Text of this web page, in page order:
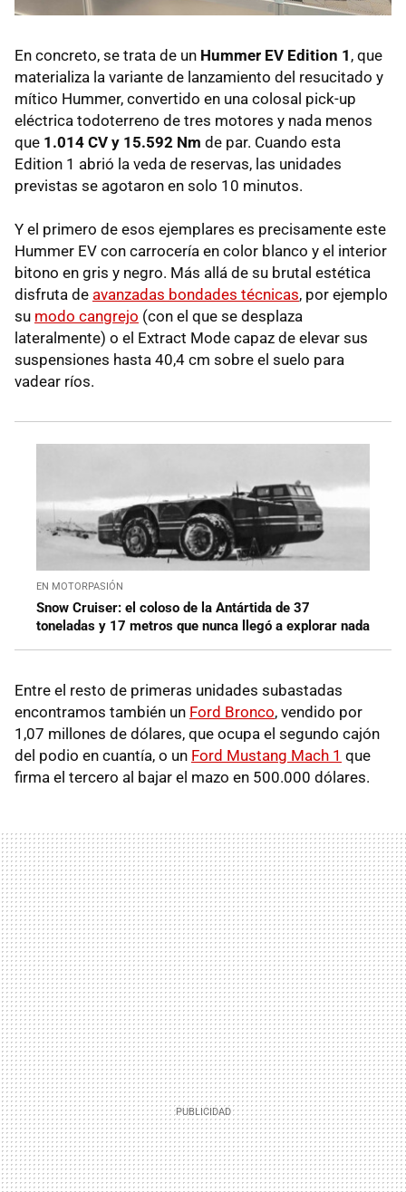
En concreto, se trata de un Hummer EV Edition 1 , que
materializa la variante de lanzamiento del resucitado y
mítico Hummer, convertido en una colosal pick-up
eléctrica todoterreno de tres motores y nada menos
que 1.014 CV y 15.592 Nm de par. Cuando esta
Edition 1 abrió la veda de reservas, las unidades
previstas se agotaron en solo 10 minutos.
Y el primero de esos ejemplares es precisamente este
Hummer EV con carrocería en color blanco y el interior
bitono en gris y negro. Más allá de su brutal estética
disfruta de avanzadas bondades técnicas, por ejemplo
su modo cangrejo (con el que se desplaza
lateralmente) o el Extract Mode capaz de elevar sus
suspensiones hasta 40,4 cm sobre el suelo para
vadear ríos.
EN MOTORPASIÓN
Snow Cruiser: el coloso de la Antártida de 37
toneladas y 17 metros que nunca llegó a explorar nada
Entre el resto de primeras unidades subastadas
encontramos también un Ford Bronco, vendido por
1,07 millones de dólares, que ocupa el segundo cajón
del podio en cuantía, o un Ford Mustang Mach 1 que
firma el tercero al bajar el mazo en 500.000 dólares.